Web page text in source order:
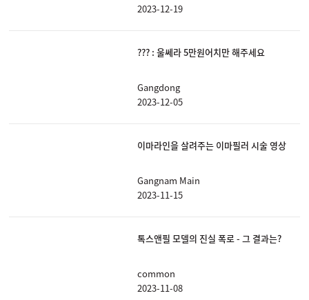
2023-12-19
??? : 울쎄라 5만원어치만 해주세요
Gangdong
2023-12-05
이마라인을 살려주는 이마필러 시술 영상
Gangnam Main
2023-11-15
톡스앤필 모델의 진실 폭로 - 그 결과는?
common
2023-11-08